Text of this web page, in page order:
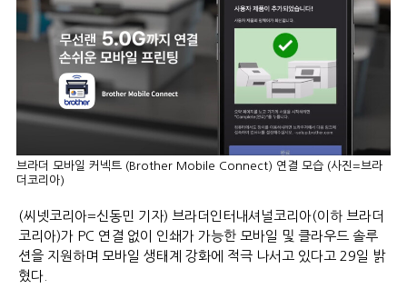
브라더 모바일 커넥트 (Brother Mobile Connect) 연결 모습 (사진=브라
더코리아)
(씨넷코리아=신동민 기자) 브라더인터내셔널코리아(이하 브라더
코리아)가 PC 연결 없이 인쇄가 가능한 모바일 및 클라우드 솔루
션을 지원하며 모바일 생태계 강화에 적극 나서고 있다고 29일 밝
혔다.